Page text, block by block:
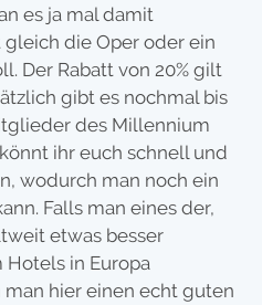
es ja mal damit
die Oper oder ein
Der Rabatt von 20% gilt
gibt es nochmal bis
des Millennium
ihr euch schnell und
wodurch man noch ein
Falls man eines der,
etwas besser
in Europa
hier einen echt guten